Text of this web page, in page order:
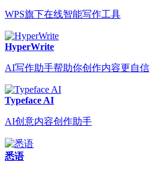
WPS旗下在线智能写作工具
HyperWrite
AI写作助手帮助你创作内容更自信
Typeface AI
AI创意内容创作助手
悉语